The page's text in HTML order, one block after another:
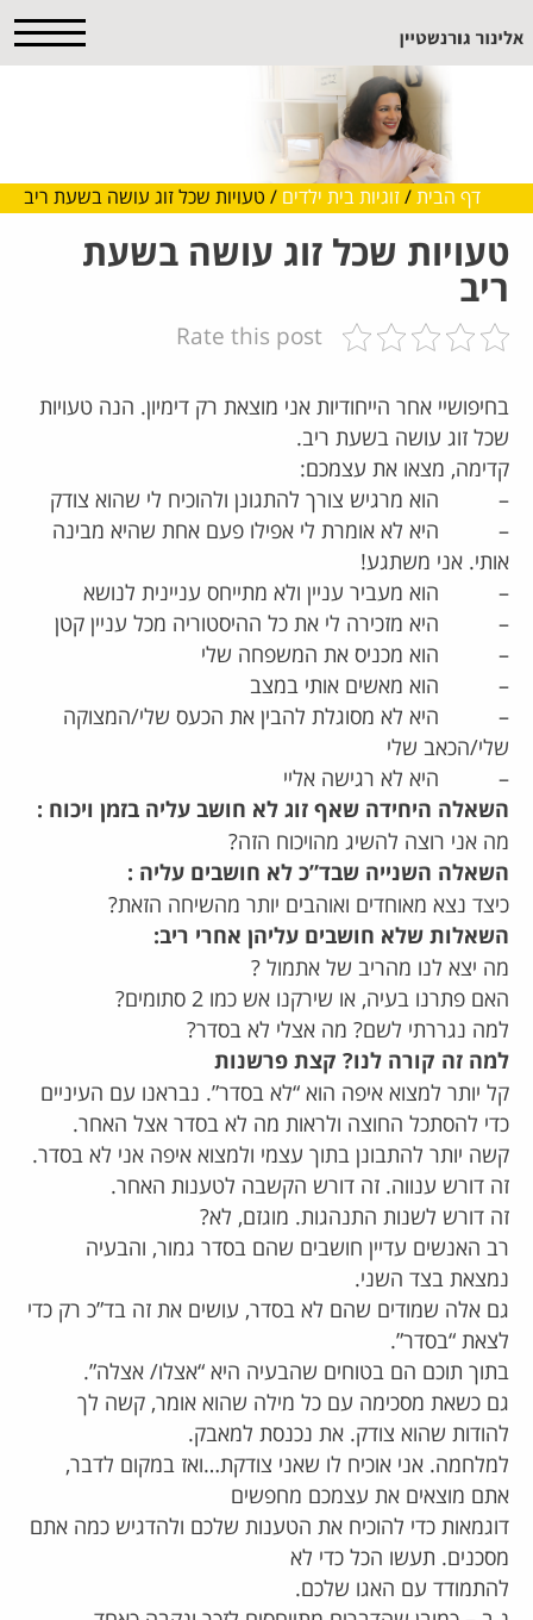
דף הבית / זוגיות בית ילדים / טעויות שכל זוג עושה בשעת ריב
טעויות שכל זוג עושה בשעת
ריב
Rate this post
בחיפושיי אחר הייחודיות אני מוצאת רק דימיון. הנה טעויות
שכל זוג עושה בשעת ריב.
קדימה, מצאו את עצמכם:
– הוא מרגיש צורך להתגונן ולהוכיח לי שהוא צודק
– היא לא אומרת לי אפילו פעם אחת שהיא מבינה
אותי. אני משתגע!
– הוא מעביר עניין ולא מתייחס עניינית לנושא
– היא מזכירה לי את כל ההיסטוריה מכל עניין קטן
– הוא מכניס את המשפחה שלי
– הוא מאשים אותי במצב
– היא לא מסוגלת להבין את הכעס שלי/המצוקה
שלי/הכאב שלי
– היא לא רגישה אליי
השאלה היחידה שאף זוג לא חושב עליה בזמן ויכוח :
מה אני רוצה להשיג מהויכוח הזה?
השאלה השנייה שבד”כ לא חושבים עליה :
כיצד נצא מאוחדים ואוהבים יותר מהשיחה הזאת?
השאלות שלא חושבים עליהן אחרי ריב:
מה יצא לנו מהריב של אתמול ?
האם פתרנו בעיה, או שירקנו אש כמו 2 סתומים?
למה נגררתי לשם? מה אצלי לא בסדר?
למה זה קורה לנו? קצת פרשנות
קל יותר למצוא איפה הוא “לא בסדר”. נבראנו עם העיניים
כדי להסתכל החוצה ולראות מה לא בסדר אצל האחר.
קשה יותר להתבונן בתוך עצמי ולמצוא איפה אני לא בסדר.
זה דורש ענווה. זה דורש הקשבה לטענות האחר.
זה דורש לשנות התנהגות. מוגזם, לא?
רב האנשים עדיין חושבים שהם בסדר גמור, והבעיה
נמצאת בצד השני.
גם אלה שמודים שהם לא בסדר, עושים את זה בד”כ רק כדי
לצאת “בסדר”.
בתוך תוכם הם בטוחים שהבעיה היא “אצלו/ אצלה”.
גם כשאת מסכימה עם כל מילה שהוא אומר, קשה לך
להודות שהוא צודק. את נכנסת למאבק.
למלחמה. אני אוכיח לו שאני צודקת…ואז במקום לדבר,
אתם מוצאים את עצמכם מחפשים
דוגמאות כדי להוכיח את הטענות שלכם ולהדגיש כמה אתם
מסכנים. תעשו הכל כדי לא
להתמודד עם האגו שלכם.